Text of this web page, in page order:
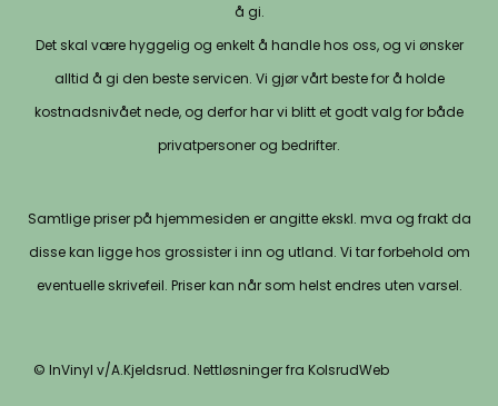
å gi.
Det skal være hyggelig og enkelt å handle hos oss, og vi ønsker
alltid å gi den beste servicen. Vi gjør vårt beste for å holde
kostnadsnivået nede, og derfor har vi blitt et godt valg for både
privatpersoner og bedrifter.
Samtlige priser på hjemmesiden er angitte ekskl. mva og frakt da
disse kan ligge hos grossister i inn og utland. Vi tar forbehold om
eventuelle skrivefeil. Priser kan når som helst endres uten varsel.
© InVinyl v/A.Kjeldsrud. Nettløsninger fra KolsrudWeb